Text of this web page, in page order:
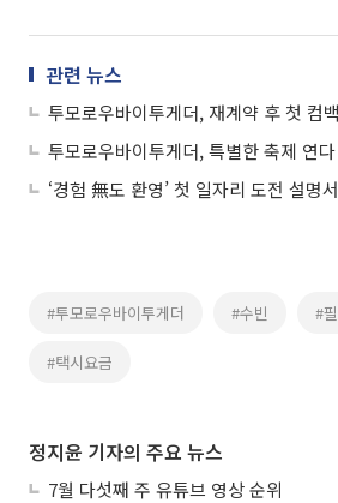
관련 뉴스
투모로우바이투게더, 특별한 축제 연
‘경험 無도 환영’ 첫 일자리 도전 설명서
#투모로우바이투게더 #수빈 #
#택시요금
정지윤 기자의 주요 뉴스
7월 다섯째 주 유튜브 영상 순위